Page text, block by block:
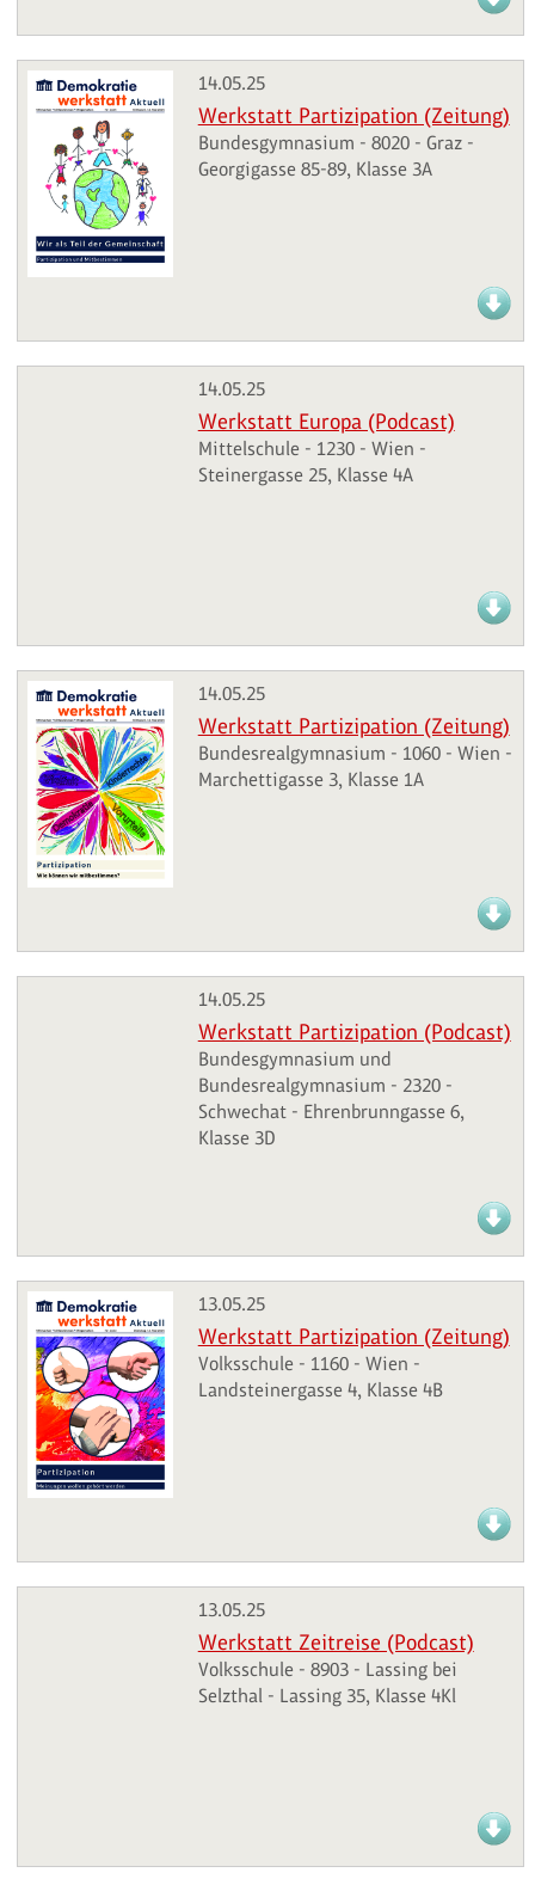
14.05.25
Werkstatt Partizipation (Zeitung)
Bundesgymnasium - 8020 - Graz -
Georgigasse 85-89, Klasse 3A
14.05.25
Werkstatt Europa (Podcast)
Mittelschule - 1230 - Wien -
Steinergasse 25, Klasse 4A
14.05.25
Werkstatt Partizipation (Zeitung)
Bundesrealgymnasium - 1060 - Wien -
Marchettigasse 3, Klasse 1A
14.05.25
Werkstatt Partizipation (Podcast)
Bundesgymnasium und
Bundesrealgymnasium - 2320 -
Schwechat - Ehrenbrunngasse 6,
Klasse 3D
13.05.25
Werkstatt Partizipation (Zeitung)
Volksschule - 1160 - Wien -
Landsteinergasse 4, Klasse 4B
13.05.25
Werkstatt Zeitreise (Podcast)
Volksschule - 8903 - Lassing bei
Selzthal - Lassing 35, Klasse 4Kl